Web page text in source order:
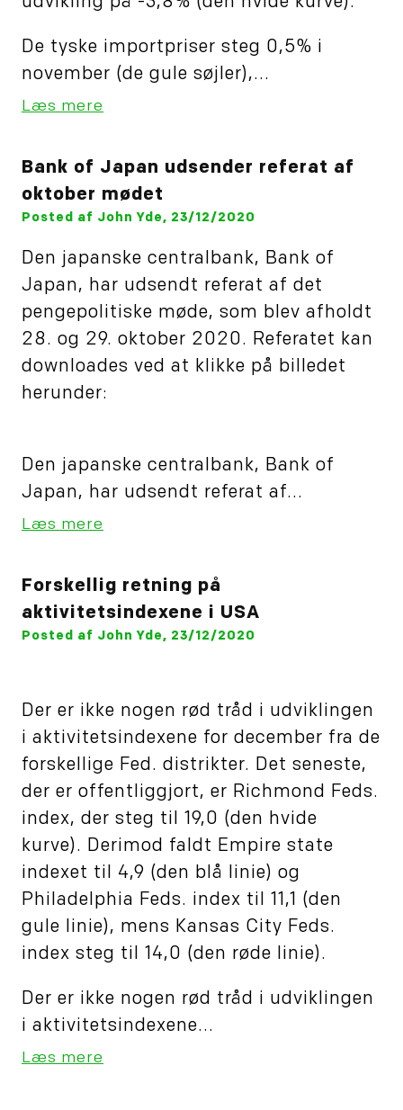
De tyske importpriser steg 0,5% i
november (de gule søjler),...
Læs mere
Bank of Japan udsender referat af
oktober mødet
Posted af John Yde, 23/12/2020
Den japanske centralbank, Bank of
Japan, har udsendt referat af det
pengepolitiske møde, som blev afholdt
28. og 29. oktober 2020. Referatet kan
downloades ved at klikke på billedet
herunder:
Den japanske centralbank, Bank of
Japan, har udsendt referat af...
Læs mere
Forskellig retning på
aktivitetsindexene i USA
Posted af John Yde, 23/12/2020
Der er ikke nogen rød tråd i udviklingen
i aktivitetsindexene for december fra de
forskellige Fed. distrikter. Det seneste,
der er offentliggjort, er Richmond Feds.
index, der steg til 19,0 (den hvide
kurve). Derimod faldt Empire state
indexet til 4,9 (den blå linie) og
Philadelphia Feds. index til 11,1 (den
gule linie), mens Kansas City Feds.
index steg til 14,0 (den røde linie).
Der er ikke nogen rød tråd i udviklingen
i aktivitetsindexene...
Læs mere